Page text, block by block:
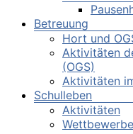
Betreuung
Hort und
Aktivitäten
(OGS)
Aktivitäten
Schulleben
Aktivitäten
Wettbewerbe